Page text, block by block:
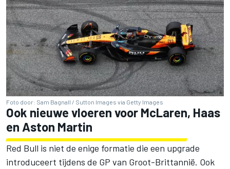
Foto door: Sam Bagnall / Sutton Images via Getty Images
Ook nieuwe vloeren voor McLaren, Haas
en Aston Martin
Red Bull is niet de enige formatie die een upgrade
introduceert tijdens de GP van Groot-Brittannië. Ook